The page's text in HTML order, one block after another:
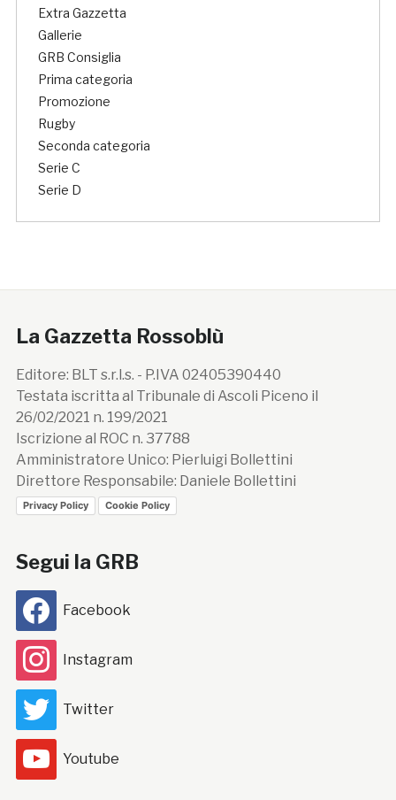
Extra Gazzetta
Gallerie
GRB Consiglia
Prima categoria
Promozione
Rugby
Seconda categoria
Serie C
Serie D
La Gazzetta Rossoblù
Editore: BLT s.r.l.s. - P.IVA 02405390440
Testata iscritta al Tribunale di Ascoli Piceno il
26/02/2021 n. 199/2021
Iscrizione al ROC n. 37788
Amministratore Unico: Pierluigi Bollettini
Direttore Responsabile: Daniele Bollettini
Privacy Policy Cookie Policy
Segui la GRB
Facebook
Instagram
Twitter
Youtube